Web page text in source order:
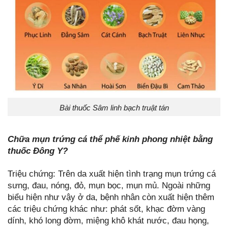
Bài thuốc Sâm linh bạch truật tán
Chữa mụn trứng cá thể phế kinh phong nhiệt bằng
thuốc Đông Y?
Triệu chứng: Trên da xuất hiện tình trạng mụn trứng cá
sưng, đau, nóng, đỏ, mụn bọc, mụn mủ. Ngoài những
biểu hiện như vậy ở da, bệnh nhân còn xuất hiện thêm
các triệu chứng khác như: phát sốt, khạc đờm vàng
dính, khó long đờm, miệng khô khát nước, đau họng,